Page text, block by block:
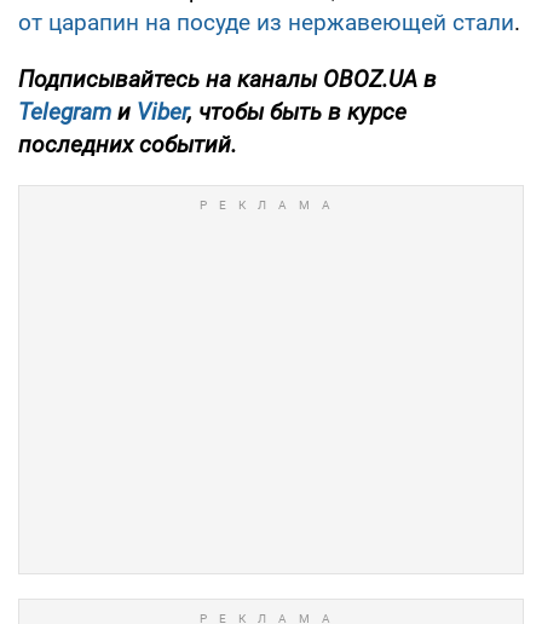
от царапин на посуде из нержавеющей стали.
Подписывайтесь на каналы OBOZ.UA в
Telegram и Viber, чтобы быть в курсе
последних событий.